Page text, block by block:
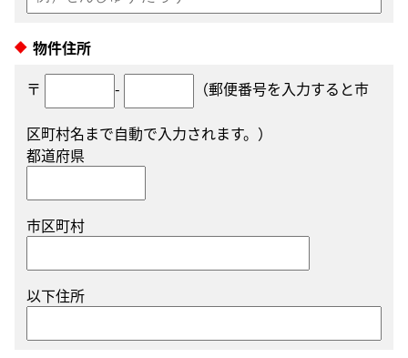
物件住所
〒
- （郵便番号を入力すると市
区町村名まで自動で入力されます。）
都道府県
市区町村
以下住所